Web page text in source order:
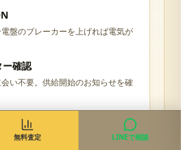
盤のブレーカーを上げれば電気が
ー確認
い不要。供給開始のお知らせを確
無料査定 LINEで相談